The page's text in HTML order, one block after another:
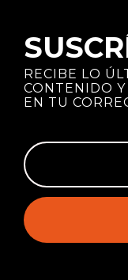
RECIBE LO
CONTENIDO
EN TU